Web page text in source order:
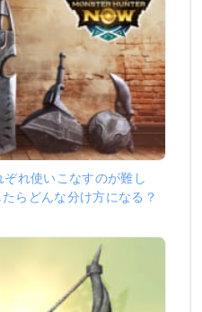
ぞれ使いこなすのが難し
らどんな分け方になる？